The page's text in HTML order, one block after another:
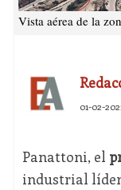
Vista aérea de la
01-02-
Panattoni, el
industrial líder